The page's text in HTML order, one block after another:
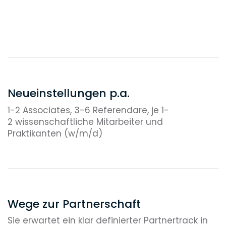
Neueinstellungen p.a.
1-2 Associates, 3-6 Referendare, je 1-
2 wissenschaftliche Mitarbeiter und
Praktikanten (w/m/d)
Wege zur Partnerschaft
Sie erwartet ein klar definierter Partnertrack in